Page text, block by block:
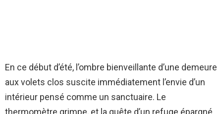
En ce début d’été, l’ombre bienveillante d’une demeure
aux volets clos suscite immédiatement l’envie d’un
intérieur pensé comme un sanctuaire. Le